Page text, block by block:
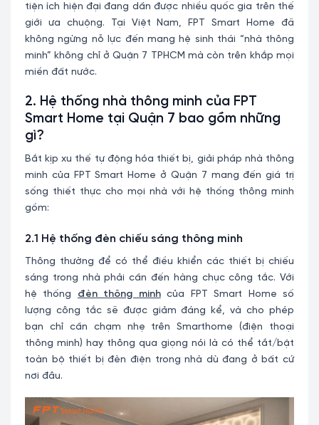
tiện ích hiện đại đang dần được nhiều quốc gia trên thế
giới ưa chuộng. Tại Việt Nam, FPT Smart Home đã
không ngừng nỗ lực đến mang hệ sinh thái “nhà thông
minh” không chỉ ở Quận 7 TPHCM mà còn trên khắp mọi
miền đất nước.
2. Hệ thống nhà thông minh của FPT
Smart Home tại Quận 7 bao gồm những
gì?
Bắt kịp xu thế tự động hóa thiết bị, giải pháp nhà thông
minh của FPT Smart Home ở Quận 7 mang đến giá trị
sống thiết thực cho mọi nhà với hệ thống thông minh
gồm:
2.1 Hệ thống đèn chiếu sáng thông minh
Thông thường để có thể điều khiển các thiết bị chiếu
sáng trong nhà phải cần đến hàng chục công tắc. Với
hệ thống đèn thông minhcủa FPT Smart Home số
lượng công tắc sẽ được giảm đáng kể, và cho phép
bạn chỉ cần chạm nhẹ trên Smarthome (điện thoại
thông minh) hay thông qua giọng nói là có thể tắt/bật
toàn bộ thiết bị đèn điện trong nhà dù đang ở bất cứ
nơi đâu.